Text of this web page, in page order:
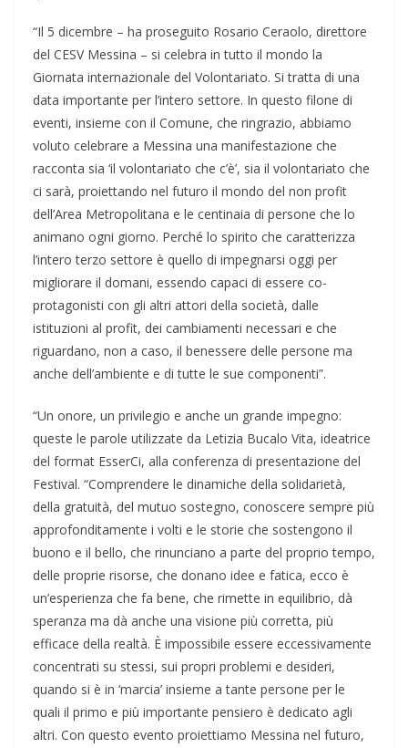
“Il 5 dicembre – ha proseguito Rosario Ceraolo, direttore
del CESV Messina – si celebra in tutto il mondo la
Giornata internazionale del Volontariato. Si tratta di una
data importante per l’intero settore. In questo filone di
eventi, insieme con il Comune, che ringrazio, abbiamo
voluto celebrare a Messina una manifestazione che
racconta sia ‘il volontariato che c’è’, sia il volontariato che
ci sarà, proiettando nel futuro il mondo del non profit
dell’Area Metropolitana e le centinaia di persone che lo
animano ogni giorno. Perché lo spirito che caratterizza
l’intero terzo settore è quello di impegnarsi oggi per
migliorare il domani, essendo capaci di essere co-
protagonisti con gli altri attori della società, dalle
istituzioni al profit, dei cambiamenti necessari e che
riguardano, non a caso, il benessere delle persone ma
anche dell’ambiente e di tutte le sue componenti”.
“Un onore, un privilegio e anche un grande impegno:
queste le parole utilizzate da Letizia Bucalo Vita, ideatrice
del format EsserCi, alla conferenza di presentazione del
Festival. “Comprendere le dinamiche della solidarietà,
della gratuità, del mutuo sostegno, conoscere sempre più
approfonditamente i volti e le storie che sostengono il
buono e il bello, che rinunciano a parte del proprio tempo,
delle proprie risorse, che donano idee e fatica, ecco è
un’esperienza che fa bene, che rimette in equilibrio, dà
speranza ma dà anche una visione più corretta, più
efficace della realtà. È impossibile essere eccessivamente
concentrati su stessi, sui propri problemi e desideri,
quando si è in ‘marcia’ insieme a tante persone per le
quali il primo e più importante pensiero è dedicato agli
altri. Con questo evento proiettiamo Messina nel futuro,